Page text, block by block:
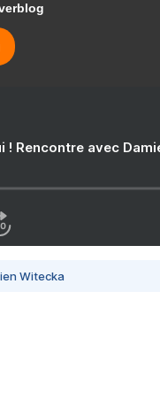
Rencontre avec
Witecka